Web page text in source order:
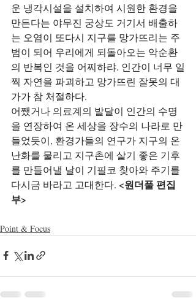
운 냉각시설을 설치하여 시원한 환경을
만든다는 야무진 궁상도 거기서 배출하
는 오염이 또다시 지구를 망가뜨리는 주
범이 되어 우리에게 되돌아오는 악순환
의 반복인 것을 어찌하랴. 인간이 너무 일
찍 자연을 파괴하고 망가뜨린 잘못의 대
가가 참 처절하다.
어쨌거나 의료계의 발달이 인간의 수명
을 연장하여 온 세상을 장수의 나라로 만
들었듯이, 환경가들의 연구가 지구의 온
난화를 물리고 지구촌에 살기 좋은 기후
를 만들어낼 날이 기필코 찾아와 주기를
다시금 바라고 고대한다. <원더풀 편집
부>
Point & Focus